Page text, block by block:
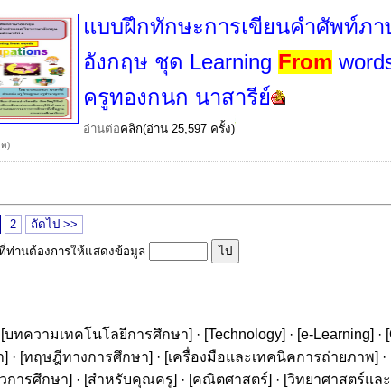
แบบฝึกทักษะการเขียนคำศัพท์ภา
อังกฤษ ชุด Learning From
ครูทองกนก นาสารีย์
อ่านต่อคลิก(อ่าน 25,597 ครั้ง)
ต)
2
ถัดไป >>
ท่านต้องการให้แสดงข้อมูล
บทความเทคโนโลยีการศึกษา] · [Technology] · [e-Learning] · [
] · [ทฤษฎีทางการศึกษา] · [เครื่องมือและเทคนิคการถ่ายภาพ] ·
การศึกษา] · [สำหรับคุณครู] · [คณิตศาสตร์] · [วิทยาศาสตร์แล